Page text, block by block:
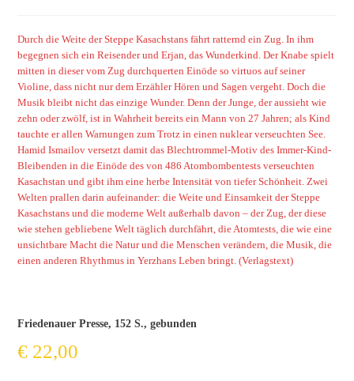
Durch die Weite der Steppe Kasachstans fährt ratternd ein Zug. In ihm
begegnen sich ein Reisender und Erjan, das Wunderkind. Der Knabe spielt
mitten in dieser vom Zug durchquerten Einöde so virtuos auf seiner
Violine, dass nicht nur dem Erzähler Hören und Sagen vergeht. Doch die
Musik bleibt nicht das einzige Wunder. Denn der Junge, der aussieht wie
zehn oder zwölf, ist in Wahrheit bereits ein Mann von 27 Jahren; als Kind
tauchte er allen Warnungen zum Trotz in einen nuklear verseuchten See.
Hamid Ismailov versetzt damit das Blechtrommel-Motiv des Immer-Kind-
Bleibenden in die Einöde des von 486 Atombombentests verseuchten
Kasachstan und gibt ihm eine herbe Intensität von tiefer Schönheit. Zwei
Welten prallen darin aufeinander: die Weite und Einsamkeit der Steppe
Kasachstans und die moderne Welt außerhalb davon – der Zug, der diese
wie stehen gebliebene Welt täglich durchfährt, die Atomtests, die wie eine
unsichtbare Macht die Natur und die Menschen verändern, die Musik, die
einen anderen Rhythmus in Yerzhans Leben bringt. (Verlagstext)
Friedenauer Presse, 152 S., gebunden
€ 22,00